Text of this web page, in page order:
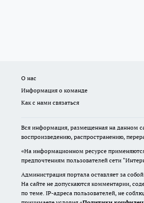
О нас
Информация о команде
Как с нами связаться
Вся информация, размещенная на данном
воспроизведению, распространению,
«На информационном ресурсе
предпочтениям пользователей сети
Администрация портала оставляет за
На сайте не допускаются комментарии,
по теме. IP-адреса пользователей, не